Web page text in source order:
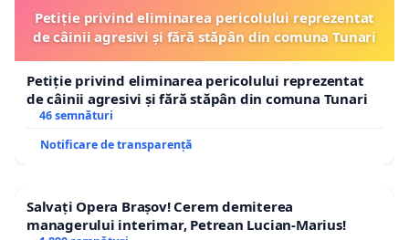
Petiție privind eliminarea pericolului reprezentat
de câinii agresivi și fără stăpân din comuna Tunari
Petiție privind eliminarea pericolului reprezentat
de câinii agresivi și fără stăpân din comuna Tunari
46 semnături
Notificare de transparență
Salvați Opera Brașov! Cerem demiterea
managerului interimar, Petrean Lucian-Marius!